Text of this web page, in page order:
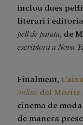
inclou dues
literari i
pell de patata, de
escriptora a Nova
Finalment,
online del Moritz
cinema de
de manera